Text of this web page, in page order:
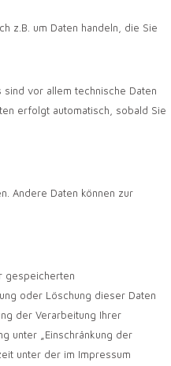
z.B. um Daten handeln, die Sie
vor allem technische Daten
erfolgt automatisch, sobald Sie
Andere Daten können zur
gespeicherten
oder Löschung dieser Daten
der Verarbeitung Ihrer
unter „Einschränkung der
unter der im Impressum